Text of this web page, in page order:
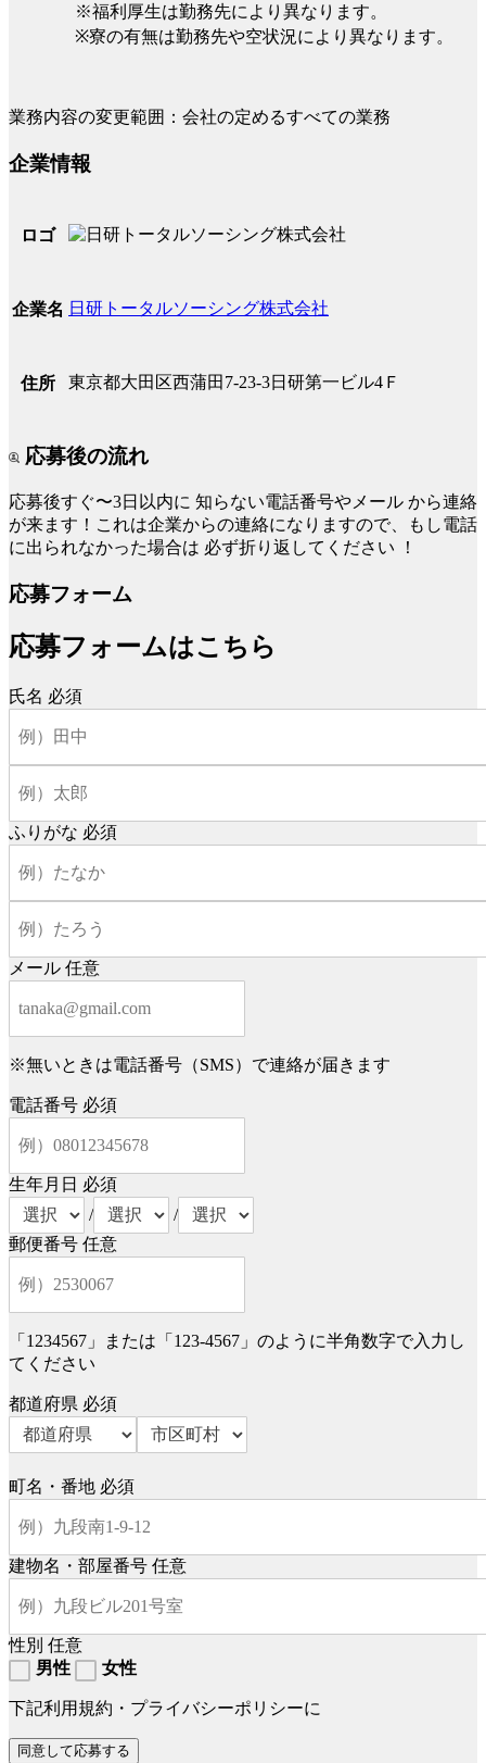
※福利厚生は勤務先により異なります。
※寮の有無は勤務先や空状況により異なります。
業務内容の変更範囲：会社の定めるすべての業務
企業情報
ロゴ
企業名 日研トータルソーシング株式会社
住所 東京都大田区西蒲田7-23-3日研第一ビル4Ｆ
応募後の流れ
応募後すぐ〜3日以内に 知らない電話番号やメール から連絡
が来ます！これは企業からの連絡になりますので、もし電話
に出られなかった場合は 必ず折り返してください ！
応募フォーム
応募フォームはこちら
氏名 必須
ふりがな 必須
メール 任意
※無いときは電話番号（SMS）で連絡が届きます
電話番号 必須
生年月日 必須
/
/
郵便番号 任意
「1234567」または「123-4567」のように半角数字で入力し
てください
都道府県 必須
町名・番地 必須
建物名・部屋番号 任意
性別 任意
男性
女性
下記利用規約・プライバシーポリシーに